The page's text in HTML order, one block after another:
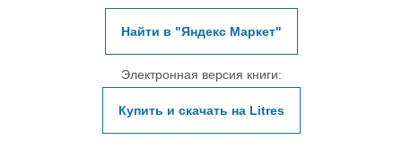
Найти в "Яндекс Маркет"
Электронная версия книги:
Купить и скачать на Litres